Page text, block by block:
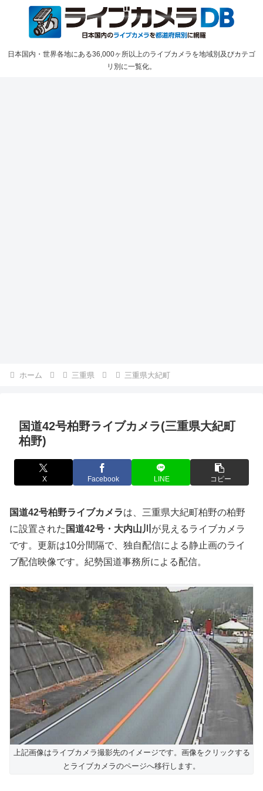
日本国内・世界各地にある36,000ヶ所以上のライブカメラを地域別及びカテゴ
リ別に一覧化。
ホーム 三重県 三重県大紀町
国道42号柏野ライブカメラ(三重県大紀町
柏野)
X Facebook LINE コピー
国道42号柏野ライブカメラは、三重県大紀町柏野の柏野
に設置された 国道42号・大内山川 が見えるライブカメラ
です。更新は10分間隔で、独自配信による静止画のライ
ブ配信映像です。紀勢国道事務所による配信。
上記画像はライブカメラ撮影先のイメージです。画像をクリックする
とライブカメラのページへ移行します。